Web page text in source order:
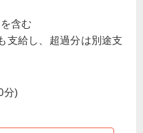
含む
支給し、超過分は別途支
分)